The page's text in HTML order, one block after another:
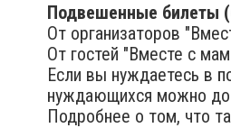
Подвешенные билеты
От организаторов
От гостей "Вместе с
Если вы нуждаетесь в
нуждающихся можно до
Подробнее о том, что